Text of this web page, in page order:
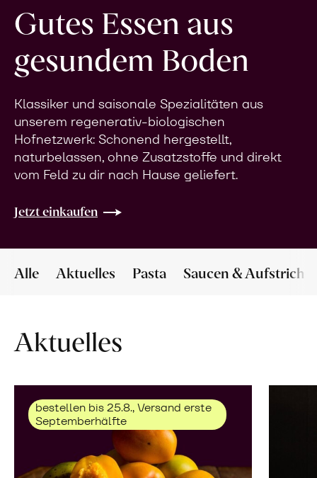
Gutes Essen aus
gesundem Boden
Klassiker und saisonale Spezialitäten aus
unserem regenerativ-biologischen
Hofnetzwerk: Schonend hergestellt,
naturbelassen, ohne Zusatzstoffe und direkt
vom Feld zu dir nach Hause geliefert.
Jetzt einkaufen
Alle Aktuelles Pasta Saucen & Aufstriche
Aktuelles
bestellen bis 25.8., Versand erste
Septemberhälfte